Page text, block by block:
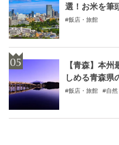
選！お米を筆
行を！
飯店・旅館
【青森】本
しめる青森県
飯店・旅館 自然